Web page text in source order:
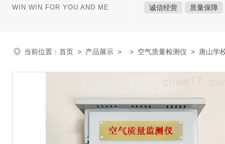
WIN WIN FOR YOU AND ME 诚信经营 质量保障
当前位置： 首页 > 产品展示 > > 空气质量检测仪 > 唐山学